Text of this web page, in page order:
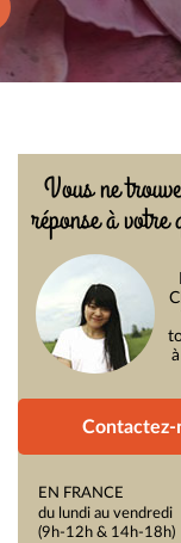
Vous ne
réponse à votre
Contactez-
EN FRANCE
du lundi au vendredi
(9h-12h & 14h-18h)